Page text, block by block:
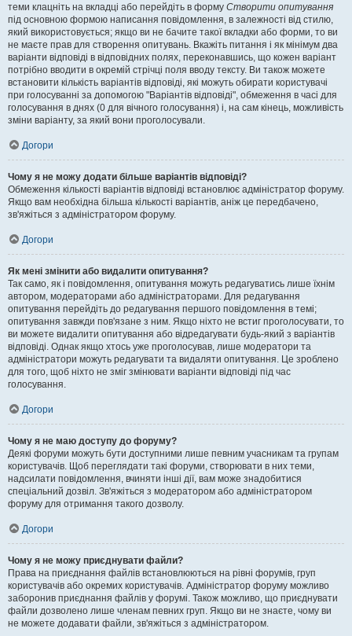
теми клацніть на вкладці або перейдіть в форму Створити опитування
під основною формою написання повідомлення, в залежності від стилю,
який використовується; якщо ви не бачите такої вкладки або форми, то ви
не маєте прав для створення опитувань. Вкажіть питання і як мінімум два
варіанти відповіді в відповідних полях, переконавшись, що кожен варіант
потрібно вводити в окремій стрічці поля вводу тексту. Ви також можете
встановити кількість варіантів відповіді, які можуть обирати користувачі
при голосуванні за допомогою "Варіантів відповіді", обмеження в часі для
голосування в днях (0 для вічного голосування) і, на сам кінець, можливість
зміни варіанту, за який вони проголосували.
Догори
Чому я не можу додати більше варіантів відповіді?
Обмеження кількості варіантів відповіді встановлює адміністратор форуму.
Якщо вам необхідна більша кількості варіантів, аніж це передбачено,
зв'яжіться з адміністратором форуму.
Догори
Як мені змінити або видалити опитування?
Так само, як і повідомлення, опитування можуть редагуватись лише їхнім
автором, модераторами або адміністраторами. Для редагування
опитування перейдіть до редагування першого повідомлення в темі;
опитування завжди пов'язане з ним. Якщо ніхто не встиг проголосувати, то
ви можете видалити опитування або відредагувати будь-який з варіантів
відповіді. Однак якщо хтось уже проголосував, лише модератори та
адміністратори можуть редагувати та видаляти опитування. Це зроблено
для того, щоб ніхто не зміг змінювати варіанти відповіді під час
голосування.
Догори
Чому я не маю доступу до форуму?
Деякі форуми можуть бути доступними лише певним учасникам та групам
користувачів. Щоб переглядати такі форуми, створювати в них теми,
надсилати повідомлення, вчиняти інші дії, вам може знадобитися
спеціальний дозвіл. Зв'яжіться з модератором або адміністратором
форуму для отримання такого дозволу.
Догори
Чому я не можу приєднувати файли?
Права на приєднання файлів встановлюються на рівні форумів, груп
користувачів або окремих користувачів. Адміністратор форуму можливо
заборонив приєднання файлів у форумі. Також можливо, що приєднувати
файли дозволено лише членам певних груп. Якщо ви не знаєте, чому ви
не можете додавати файли, зв'яжіться з адміністратором.